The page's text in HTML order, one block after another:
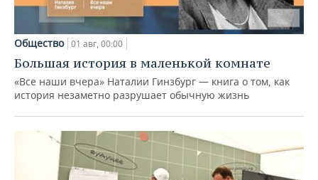
Общество 01 авг, 00:00
Большая история в маленькой комнате
«Все наши вчера» Наталии Гинзбург — книга о том, как
история незаметно разрушает обычную жизнь